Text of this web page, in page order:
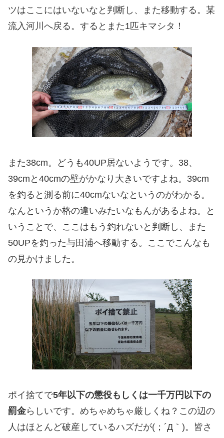
ツはここにはいないなと判断し、また移動する。某
流入河川へ戻る。するとまた1匹キマシタ！
また38cm。どうも40UP居ないようです。38、
39cmと40cmの壁がかなり大きいですよね。39cm
を釣ると測る前に40cmないなというのがわかる。
なんというか格の違いみたいなもんがあるよね。と
いうことで、ここはもう釣れないと判断し、また
50UPを釣った与田浦へ移動する。ここでこんなも
の見かけました。
ポイ捨てで5年以下の懲役もしくは一千万円以下の
罰金らしいです。めちゃめちゃ厳しくね？この辺の
人はほとんど破産しているハズだが(；´Д｀)。皆さ